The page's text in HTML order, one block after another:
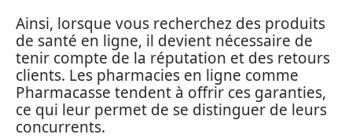
Ainsi, lorsque vous recherchez des produits
de santé en ligne, il devient nécessaire de
tenir compte de la réputation et des retours
clients. Les pharmacies en ligne comme
Pharmacasse tendent à offrir ces garanties,
ce qui leur permet de se distinguer de leurs
concurrents.